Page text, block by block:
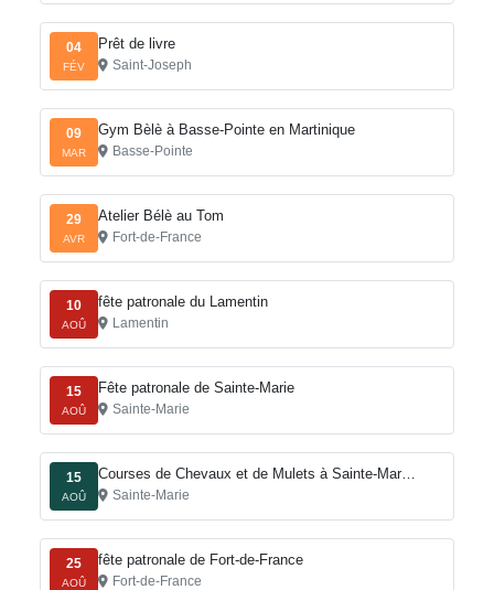
04
FÉV
Prêt de livre
Saint-Joseph
09
MAR
Gym Bèlè à Basse-Pointe en Martinique
Basse-Pointe
29
AVR
Atelier Bélè au Tom
Fort-de-France
10
AOÛ
fête patronale du Lamentin
Lamentin
15
AOÛ
Fête patronale de Sainte-Marie
Sainte-Marie
15
AOÛ
Courses de Chevaux et de Mulets à Sainte-Mar…
Sainte-Marie
25
AOÛ
fête patronale de Fort-de-France
Fort-de-France